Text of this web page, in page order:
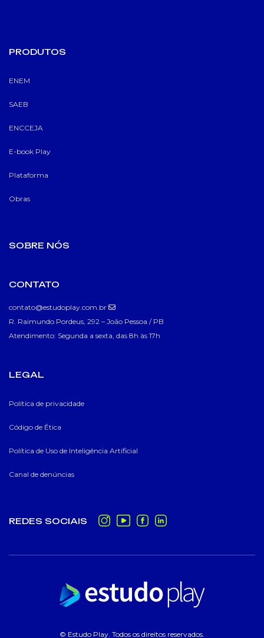
PRODUTOS
ENEM
SAEB
ENCCEJA
E-book Play
Plataforma
Obras
SOBRE NÓS
CONTATO
contato@estudoplay.com.br
R. Raimundo Pordeus, 292 – João Pessoa / PB
Atendimento: Segunda a sexta, das 8h às 17h
LEGAL
Política de privacidade
Código de Ética
Política de Uso de Inteligência Artificial
Canal de denúncias
REDES SOCIAIS
© Estudo Play. Todos os direitos reservados.